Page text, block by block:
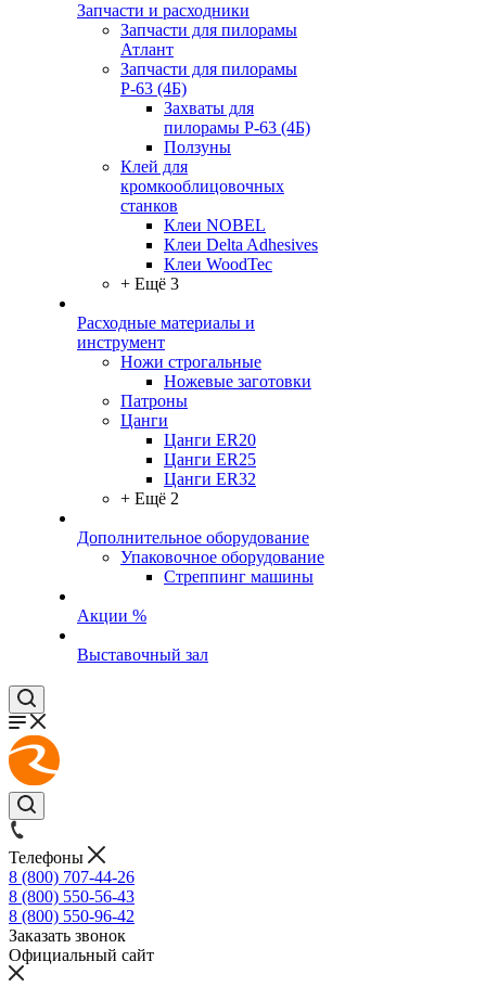
Запчасти и расходники
Запчасти для пилорамы
Атлант
Запчасти для пилорамы
Р-63 (4Б)
Захваты для
пилорамы Р-63 (4Б)
Ползуны
Клей для
кромкооблицовочных
станков
Клеи NOBEL
Клеи Delta Adhesives
Клеи WoodTec
+ Ещё 3
Расходные материалы и
инструмент
Ножи строгальные
Ножевые заготовки
Патроны
Цанги
Цанги ER20
Цанги ER25
Цанги ER32
+ Ещё 2
Дополнительное оборудование
Упаковочное оборудование
Стреппинг машины
Акции %
Выставочный зал
Телефоны
8 (800) 707-44-26
8 (800) 550-56-43
8 (800) 550-96-42
Заказать звонок
Официальный сайт